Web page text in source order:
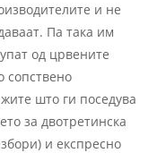
и не
Па така им
од црвените
сопствено
што ги поседува
за двотретинска
и експресно